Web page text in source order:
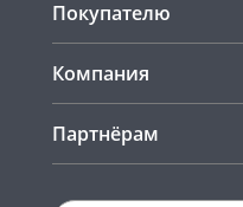
Покупателю
Компания
Партнёрам